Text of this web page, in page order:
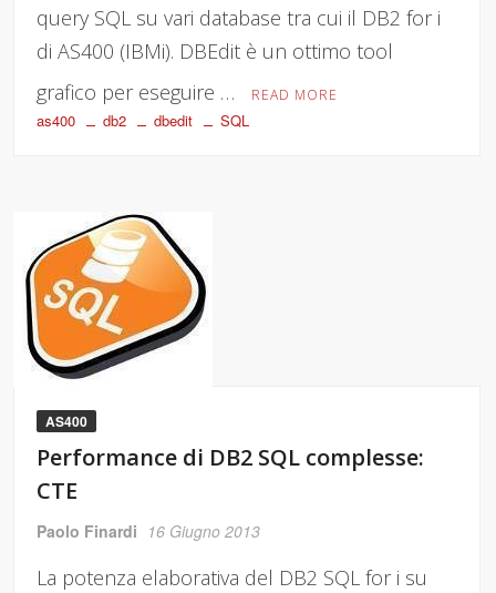
query SQL su vari database tra cui il DB2 for i
di AS400 (IBMi). DBEdit è un ottimo tool
grafico per eseguire …
READ MORE
as400 db2 dbedit SQL
AS400
Performance di DB2 SQL complesse:
CTE
Paolo Finardi 16 Giugno 2013
La potenza elaborativa del DB2 SQL for i su